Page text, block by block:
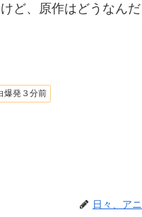
ど、原作はどうなんだ
爆発３分前
日々、ア